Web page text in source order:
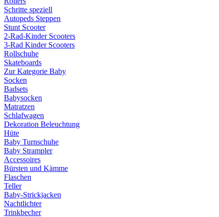
Schritte speziell
Autopeds Steppen
Stunt Scooter
2-Rad-Kinder Scooters
3-Rad Kinder Scooters
Rollschuhe
Skateboards
Zur Kategorie Baby
Socken
Badsets
Babysocken
Matratzen
Schlafwagen
Dekoration Beleuchtung
Hüte
Baby Turnschuhe
Baby Strampler
Accessoires
Bürsten und Kämme
Flaschen
Teller
Baby-Strickjacken
Nachtlichter
Trinkbecher